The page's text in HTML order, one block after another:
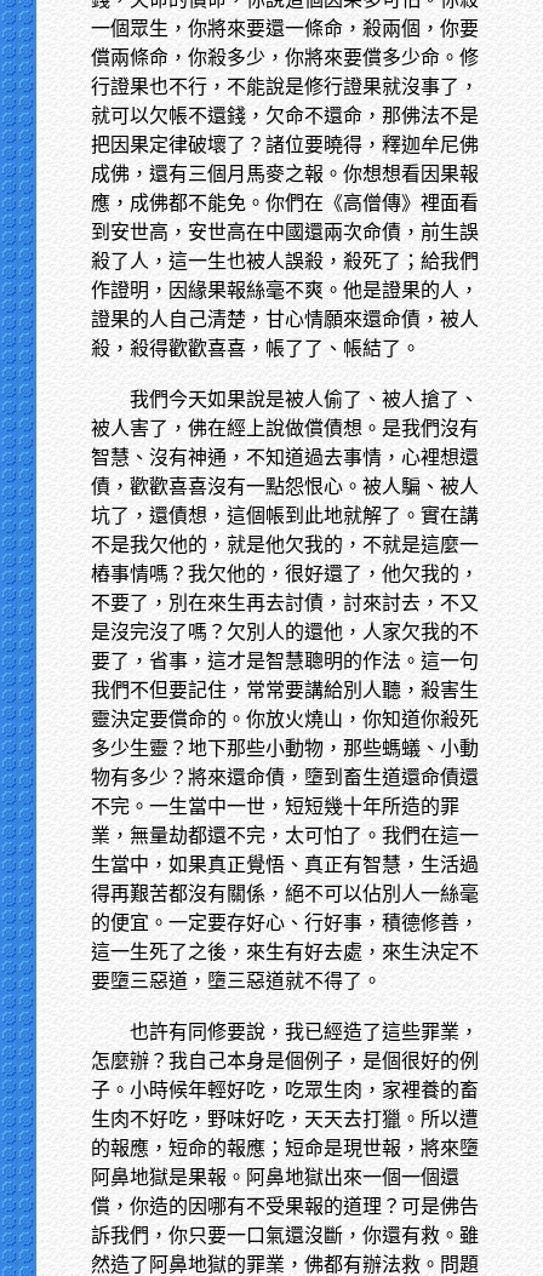
一個眾生，你將來要還一條命，殺兩個，你要
償兩條命，你殺多少，你將來要償多少命。修
行證果也不行，不能說是修行證果就沒事了，
就可以欠帳不還錢，欠命不還命，那佛法不是
把因果定律破壞了？諸位要曉得，釋迦牟尼佛
成佛，還有三個月馬麥之報。你想想看因果報
應，成佛都不能免。你們在《高僧傳》裡面看
到安世高，安世高在中國還兩次命債，前生誤
殺了人，這一生也被人誤殺，殺死了；給我們
作證明，因緣果報絲毫不爽。他是證果的人，
證果的人自己清楚，甘心情願來還命債，被人
殺，殺得歡歡喜喜，帳了了、帳結了。
我們今天如果說是被人偷了、被人搶了、
被人害了，佛在經上說做償債想。是我們沒有
智慧、沒有神通，不知道過去事情，心裡想還
債，歡歡喜喜沒有一點怨恨心。被人騙、被人
坑了，還債想，這個帳到此地就解了。實在講
不是我欠他的，就是他欠我的，不就是這麼一
樁事情嗎？我欠他的，很好還了，他欠我的，
不要了，別在來生再去討債，討來討去，不又
是沒完沒了嗎？欠別人的還他，人家欠我的不
要了，省事，這才是智慧聰明的作法。這一句
我們不但要記住，常常要講給別人聽，殺害生
靈決定要償命的。你放火燒山，你知道你殺死
多少生靈？地下那些小動物，那些螞蟻、小動
物有多少？將來還命債，墮到畜生道還命債還
不完。一生當中一世，短短幾十年所造的罪
業，無量劫都還不完，太可怕了。我們在這一
生當中，如果真正覺悟、真正有智慧，生活過
得再艱苦都沒有關係，絕不可以佔別人一絲毫
的便宜。一定要存好心、行好事，積德修善，
這一生死了之後，來生有好去處，來生決定不
要墮三惡道，墮三惡道就不得了。
也許有同修要說，我已經造了這些罪業，
怎麼辦？我自己本身是個例子，是個很好的例
子。小時候年輕好吃，吃眾生肉，家裡養的畜
生肉不好吃，野味好吃，天天去打獵。所以遭
的報應，短命的報應；短命是現世報，將來墮
阿鼻地獄是果報。阿鼻地獄出來一個一個還
償，你造的因哪有不受果報的道理？可是佛告
訴我們，你只要一口氣還沒斷，你還有救。雖
然造了阿鼻地獄的罪業，佛都有辦法救。問題